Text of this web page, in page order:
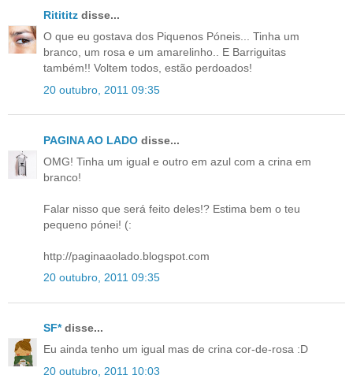
Ritititz disse...
O que eu gostava dos Piquenos Póneis... Tinha um
branco, um rosa e um amarelinho.. E Barriguitas
também!! Voltem todos, estão perdoados!
20 outubro, 2011 09:35
PAGINA AO LADO disse...
OMG! Tinha um igual e outro em azul com a crina em
branco!
Falar nisso que será feito deles!? Estima bem o teu
pequeno pónei! (:
http://paginaaolado.blogspot.com
20 outubro, 2011 09:35
SF*disse...
Eu ainda tenho um igual mas de crina cor-de-rosa :D
20 outubro, 2011 10:03